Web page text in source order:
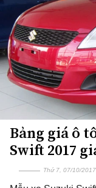
Bảng giá ô
Swift 2017
Thứ 7, 07/10/